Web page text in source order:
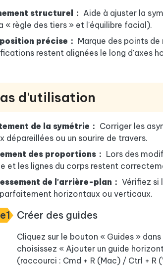
structurel： Aide à ajuster la
« règle des tiers » et l'équilibre facial).
précise： Marque des points
restent alignées le long d'axes
d'utilisation
de la symétrie： Corriger les
dépareillées ou un sourire de travers.
des proportions： Lors des
et les lignes du corps restent
de l'arrière-plan： Vérifiez si
horizontaux ou verticaux.
Créer des guides
Cliquez sur le bouton « Guides »
choisissez « Ajouter un guide
(raccourci : Cmd + R (Mac) / Ctrl + R